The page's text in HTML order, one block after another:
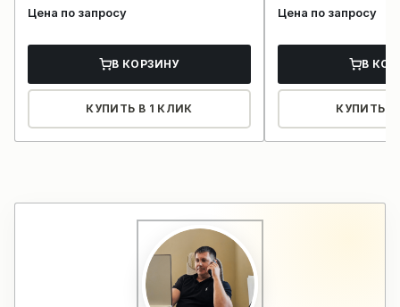
Цена по запросу
В КОРЗИНУ
КУПИТЬ В 1 КЛИК
Цена по запросу
В
КУПИТЬ В